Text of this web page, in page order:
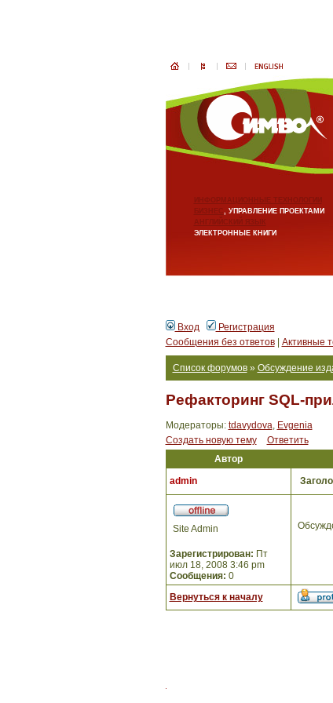
ИНФОРМАЦИОННЫЕ ТЕХНОЛОГИИ
БИЗНЕС, УПРАВЛЕНИЕ ПРОЕКТАМИ
АНГЛИЙСКИЙ ЯЗЫК
ЭЛЕКТРОННЫЕ КНИГИ
Вход
Регистрация
Сообщения без ответов| Активные
Список форумов» Обсуждение
Рефакторинг SQL-
Модераторы: tdavydova, Evgenia
Создать новую тему
Ответить
Автор
admin
Site Admin
Зарегистрирован: Пт
июл 18, 2008 3:46 pm
Сообщения: 0
Вернуться к началу